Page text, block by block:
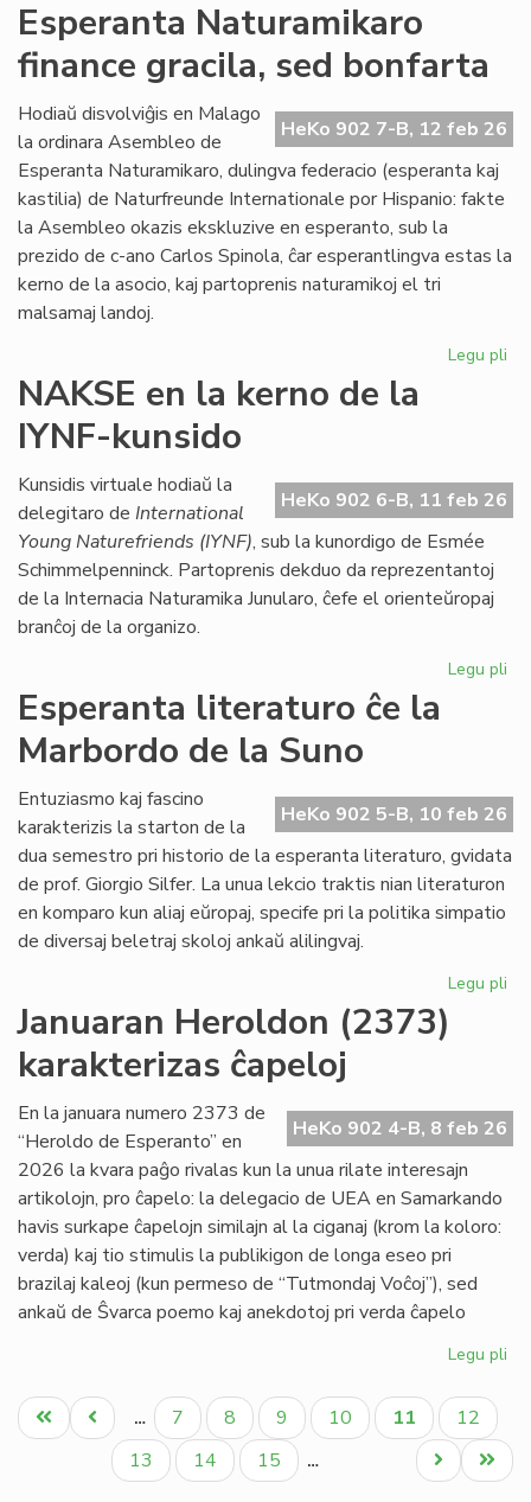
la
Esperanta Naturamikaro
finance gracila, sed bonfarta
HeKo 902 7-B, 12 feb 26
Hodiaŭ disvolviĝis en Malago
la ordinara Asembleo de
Esperanta Naturamikaro, dulingva federacio (esperanta kaj
kastilia) de Naturfreunde Internationale por Hispanio: fakte
la Asembleo okazis ekskluzive en esperanto, sub la
prezido de c-ano Carlos Spinola, ĉar esperantlingva estas la
kerno de la asocio, kaj partoprenis naturamikoj el tri
malsamaj landoj.
Legu pli
NAKSE en la kerno de la
IYNF-kunsido
HeKo 902 6-B, 11 feb 26
Kunsidis virtuale hodiaŭ la
delegitaro de International
Young Naturefriends (IYNF), sub la kunordigo de Esmée
Schimmelpenninck. Partoprenis dekduo da reprezentantoj
de la Internacia Naturamika Junularo, ĉefe el orienteŭropaj
branĉoj de la organizo.
Legu pli
de
Esperanta literaturo ĉe la
Marbordo de la Suno
HeKo 902 5-B, 10 feb 26
Entuziasmo kaj fascino
karakterizis la starton de la
dua semestro pri historio de la esperanta literaturo, gvidata
de prof. Giorgio Silfer. La unua lekcio traktis nian literaturon
en komparo kun aliaj eŭropaj, specife pri la politika simpatio
de diversaj beletraj skoloj ankaŭ alilingvaj.
Legu pli
Januaran Heroldon (2373)
karakterizas ĉapeloj
HeKo 902 4-B, 8 feb 26
En la januara numero 2373 de
“Heroldo de Esperanto” en
2026 la kvara paĝo rivalas kun la unua rilate interesajn
artikolojn, pro ĉapelo: la delegacio de UEA en Samarkando
havis surkape ĉapelojn similajn al la ciganaj (krom la koloro:
verda) kaj tio stimulis la publikigon de longa eseo pri
brazilaj kaleoj (kun permeso de “Tutmondaj Voĉoj”), sed
ankaŭ de Ŝvarca poemo kaj anekdotoj pri verda ĉapelo
Legu pli
Pagination
Unua
paĝo
Antaŭa
paĝo
… Paĝo
7 Paĝo
8 Paĝo
9 Paĝo
10
Aktuala
paĝo
11 Paĝo
12
Paĝo
13 Paĝo
14 Paĝo
15 …
Last
page
Next
page